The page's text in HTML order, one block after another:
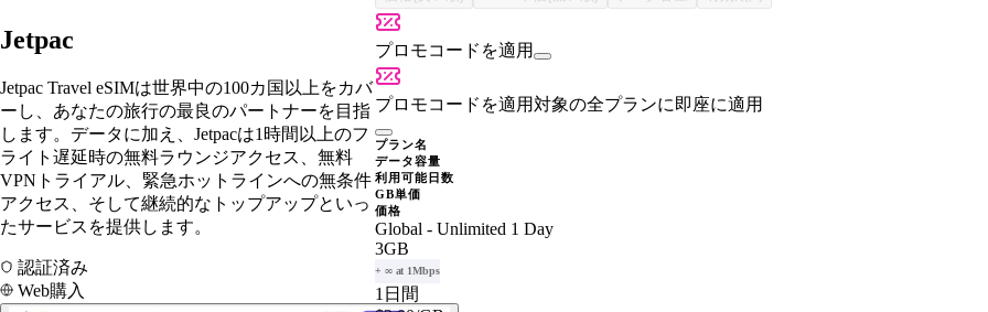
Jetpac
Jetpac Travel eSIMは世界中の100カ国以上をカバ
ーし、あなたの旅行の最良のパートナーを目指
します。データに加え、Jetpacは1時間以上のフ
ライト遅延時の無料ラウンジアクセス、無料
VPNトライアル、緊急ホットラインへの無条件
アクセス、そして継続的なトップアップといっ
たサービスを提供します。
認証済み
Web購入
プロモコードを適用
プロモコードを適用対象の全プランに即座に適用
プラン名
データ容量
利用可能日数
GB単価
価格
Global - Unlimited 1 Day
3GB
+ ∞ at 1Mbps
1日間